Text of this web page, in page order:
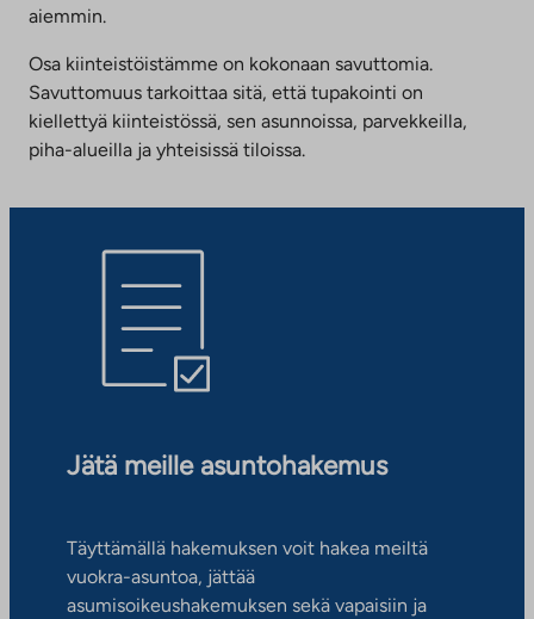
aiemmin.
Osa kiinteistöistämme on kokonaan savuttomia.
Savuttomuus tarkoittaa sitä, että tupakointi on
kiellettyä kiinteistössä, sen asunnoissa, parvekkeilla,
piha-alueilla ja yhteisissä tiloissa.
Jätä meille asuntohakemus
Täyttämällä hakemuksen voit hakea meiltä
vuokra-asuntoa, jättää
asumisoikeushakemuksen sekä vapaisiin ja